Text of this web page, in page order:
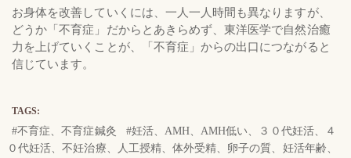
お身体を改善していくには、一人一人時間も異なりますが、
どうか「不育症」だからとあきらめず、東洋医学で自然治癒
力を上げていくことが、「不育症」からの出口につながると
信じています。
TAGS:
不育症、不育症鍼灸
妊活、AМH、AМH低い、３０代妊活、４
０代妊活、不妊治療、人工授精、体外受精、卵子の質、妊活年齢、